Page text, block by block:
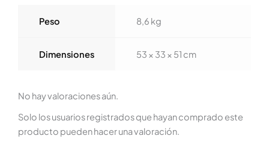
Peso 8,6 kg
Dimensiones 53 × 33 × 51 cm
No hay valoraciones aún.
Solo los usuarios registrados que hayan comprado este
producto pueden hacer una valoración.